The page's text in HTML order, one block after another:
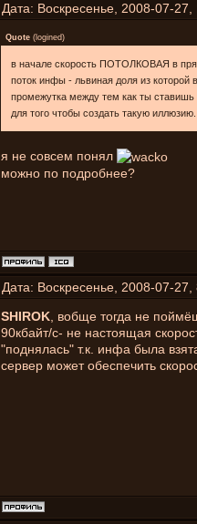
Дата: Воскресенье, 2008-07-
Quote ( logined)
в начале скорость ПОТОЛКОВАЯ в
поток инфы - львиная доля из
промежутка между тем как ты ставишь
для того чтобы создать такую иллюзию.
я не совсем понял
можно по подробнее?
Дата: Воскресенье, 2008-07-
SHIROK , вобще тогда не
90кбайт/с- не настоящая
"поднялась" т.к. инфа была
сервер может обеспечить